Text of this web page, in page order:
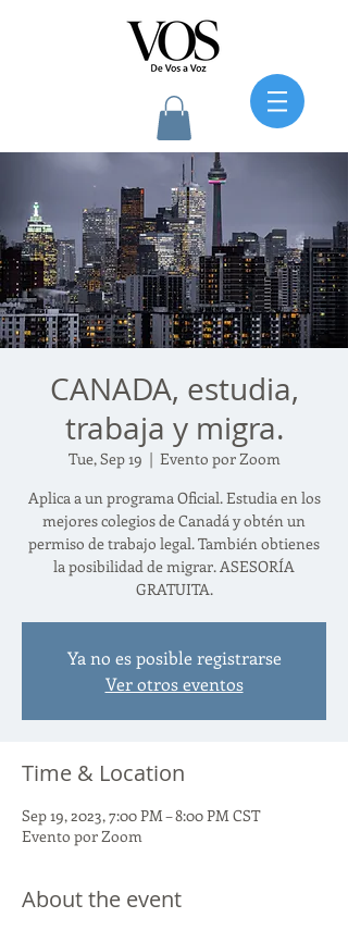
CANADA, estudia,
trabaja y migra.
Tue, Sep 19
  |
Evento por Zoom
Aplica a un programa Oficial. Estudia en los
mejores colegios de Canadá y obtén un
permiso de trabajo legal. También obtienes
la posibilidad de migrar. ASESORÍA
GRATUITA.
Ya no es posible registrarse
Ver otros eventos
Time & Location
Sep 19, 2023, 7:00 PM – 8:00 PM CST
Evento por Zoom
About the event